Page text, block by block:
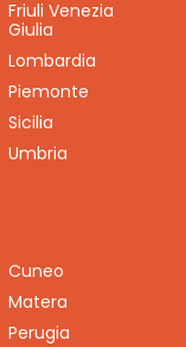
Friuli Venezia
Giulia
Lombardia
Piemonte
Sicilia
Umbria
Cuneo
Matera
Perugia